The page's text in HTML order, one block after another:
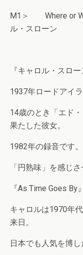
M1＞ Where or
ル・スローン
『キャロル・スロー
1937年ロードアイ
14歳のとき「エド
果たした彼女。
1982年の録音です。
「円熟味」を感じ
『As Time Goes
キャロルは1970年
来日。
日本でも人気を博し